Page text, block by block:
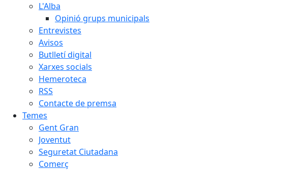
L'Alba
Opinió grups municipals
Entrevistes
Avisos
Butlletí digital
Xarxes socials
Hemeroteca
RSS
Contacte de premsa
Temes
Gent Gran
Joventut
Seguretat Ciutadana
Comerç